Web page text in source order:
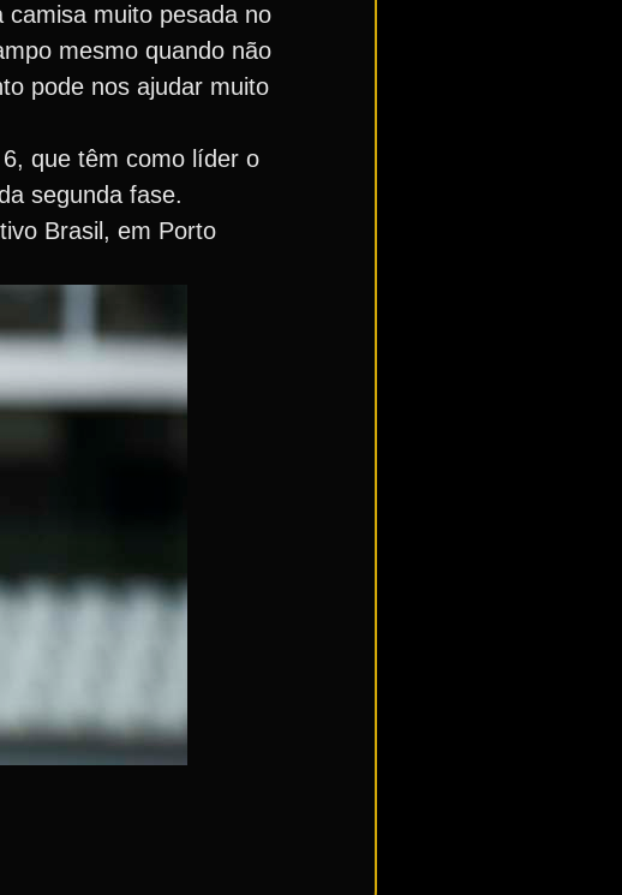
muito pesada no
mesmo quando não
pode nos ajudar muito
que têm como líder o
segunda fase.
Brasil, em Porto